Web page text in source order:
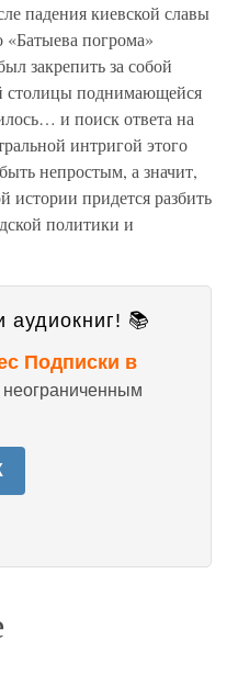
падения киевской славы
погрома»
закрепить за собой
столицы поднимающейся
и поиск ответа на
интригой этого
непростым, а значит,
истории придется разбить
политики и
аудиокниг! 📚
Подписки в